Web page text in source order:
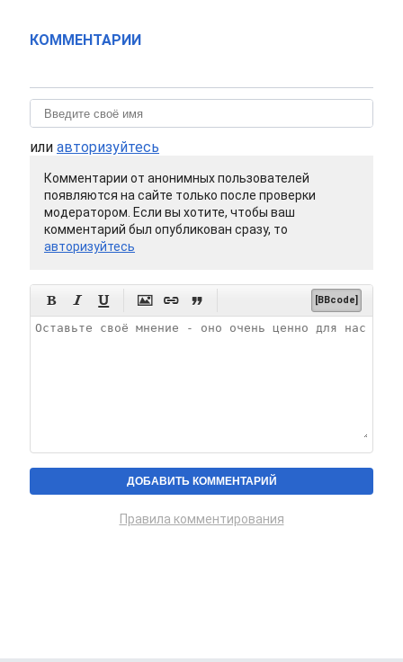
КОММЕНТАРИИ
или авторизуйтесь
Комментарии от анонимных пользователей
появляются на сайте только после проверки
модератором. Если вы хотите, чтобы ваш
комментарий был опубликован сразу, то
авторизуйтесь
      [BBcode]
Правила комментирования